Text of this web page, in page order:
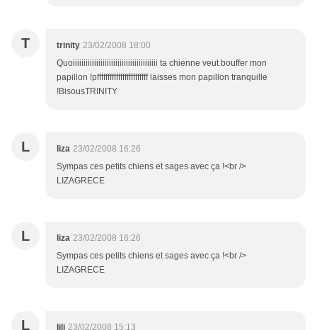
T trinity 23/02/2008 18:00
Quoiiiiiiiiiiiiiiiiiiiiiiiiiiiiiiiiiiiiiiii ta chienne veut bouffer mon
papillon !pffffffffffffffffffffffff laisses mon papillon tranquille
!BisousTRINITY
L liza 23/02/2008 16:26
Sympas ces petits chiens et sages avec ça !<br />
LIZAGRECE
L liza 23/02/2008 16:26
Sympas ces petits chiens et sages avec ça !<br />
LIZAGRECE
L lili 23/02/2008 15:13